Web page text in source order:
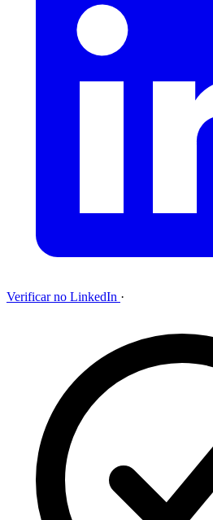
Verificar no LinkedIn ·